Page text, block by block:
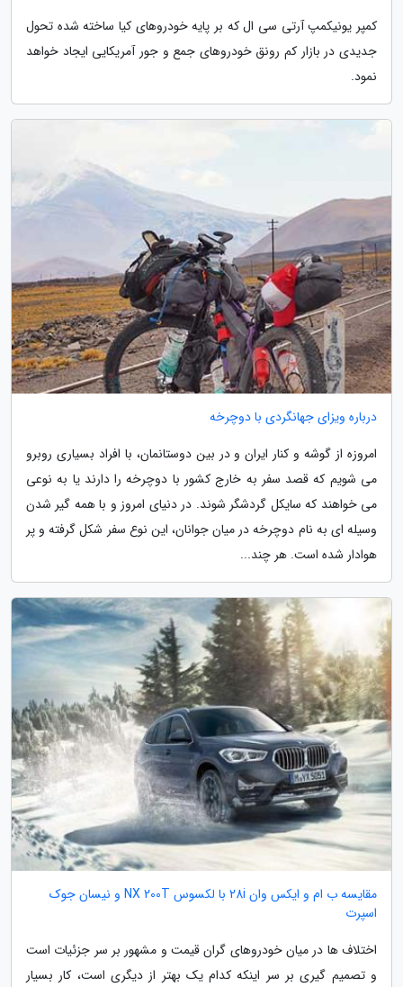
کمپر یونیکمپ آرتی سی ال که بر پایه خودروهای کیا ساخته شده تحول
جدیدی در بازار کم رونق خودروهای جمع و جور آمریکایی ایجاد خواهد
نمود.
درباره ویزای جهانگردی با دوچرخه
امروزه از گوشه و کنار ایران و در بین دوستانمان، با افراد بسیاری روبرو
می شویم که قصد سفر به خارج کشور با دوچرخه را دارند یا به نوعی
می خواهند که سایکل گردشگر شوند. در دنیای امروز و با همه گیر شدن
وسیله ای به نام دوچرخه در میان جوانان، این نوع سفر شکل گرفته و پر
هوادار شده است. هر چند...
مقایسه ب ام و ایکس وان 28i با لکسوس NX 200T و نیسان جوک
اسپرت
اختلاف ها در میان خودروهای گران قیمت و مشهور بر سر جزئیات است
و تصمیم گیری بر سر اینکه کدام یک بهتر از دیگری است، کار بسیار